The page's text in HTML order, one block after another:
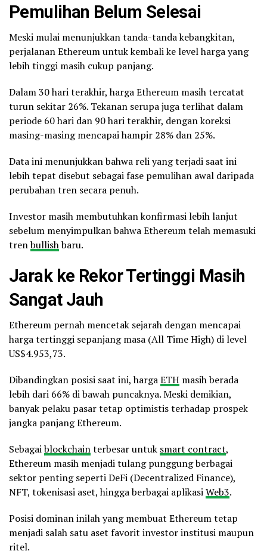
Pemulihan Belum Selesai
Meski mulai menunjukkan tanda-tanda kebangkitan,
perjalanan Ethereum untuk kembali ke level harga yang
lebih tinggi masih cukup panjang.
Dalam 30 hari terakhir, harga Ethereum masih tercatat
turun sekitar 26%. Tekanan serupa juga terlihat dalam
periode 60 hari dan 90 hari terakhir, dengan koreksi
masing-masing mencapai hampir 28% dan 25%.
Data ini menunjukkan bahwa reli yang terjadi saat ini
lebih tepat disebut sebagai fase pemulihan awal daripada
perubahan tren secara penuh.
Investor masih membutuhkan konfirmasi lebih lanjut
sebelum menyimpulkan bahwa Ethereum telah memasuki
trenbullishbaru.
Jarak ke Rekor Tertinggi Masih
Sangat Jauh
Ethereum pernah mencetak sejarah dengan mencapai
harga tertinggi sepanjang masa (All Time High) di level
US$4.953,73.
Dibandingkan posisi saat ini, hargaETH masih berada
lebih dari 66% di bawah puncaknya. Meski demikian,
banyak pelaku pasar tetap optimistis terhadap prospek
jangka panjang Ethereum.
Sebagaiblockchainterbesar untuk smart contract,
Ethereum masih menjadi tulang punggung berbagai
sektor penting seperti DeFi (Decentralized Finance),
NFT, tokenisasi aset, hingga berbagai aplikasiWeb3.
Posisi dominan inilah yang membuat Ethereum tetap
menjadi salah satu aset favorit investor institusi maupun
ritel.